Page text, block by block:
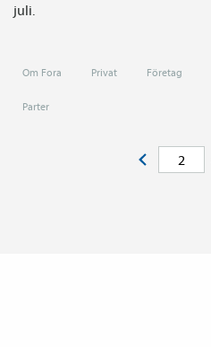
juli.
Om Fora Privat Företag
Parter